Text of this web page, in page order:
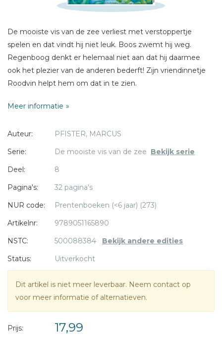
De mooiste vis van de zee verliest met verstoppertje
spelen en dat vindt hij niet leuk. Boos zwemt hij weg.
Regenboog denkt er helemaal niet aan dat hij daarmee
ook het plezier van de anderen bederft! Zijn vriendinnetje
Roodvin helpt hem om dat in te zien.
Meer informatie
Auteur:
PFISTER, MARCUS
Serie:
De mooiste vis van de zee Bekijk serie
Deel:
8
Pagina's:
32 pagina's
NUR code:
Prentenboeken (<6 jaar) (273)
Artikelnr:
9789051165890
NSTC:
500088384 Bekijk andere edities
Status:
Uitverkocht
Dit artikel is niet meer leverbaar. Neem contact op
voor meer informatie of alternatieven.
Prijs: 17,99
Naam *
E-mail *
Titel *
Bericht *